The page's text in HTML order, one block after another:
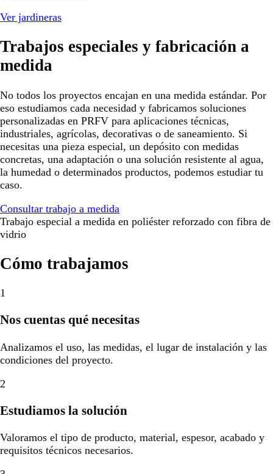
Ver jardineras
Trabajos especiales y fabricación a
medida
No todos los proyectos encajan en una medida estándar. Por
eso estudiamos cada necesidad y fabricamos soluciones
personalizadas en PRFV para aplicaciones técnicas,
industriales, agrícolas, decorativas o de saneamiento. Si
necesitas una pieza especial, un depósito con medidas
concretas, una adaptación o una solución resistente al agua,
la humedad o determinados productos, podemos estudiar tu
caso.
Consultar trabajo a medida
Trabajo especial a medida en poliéster reforzado con fibra de
vidrio
Cómo trabajamos
1
Nos cuentas qué necesitas
Analizamos el uso, las medidas, el lugar de instalación y las
condiciones del proyecto.
2
Estudiamos la solución
Valoramos el tipo de producto, material, espesor, acabado y
requisitos técnicos necesarios.